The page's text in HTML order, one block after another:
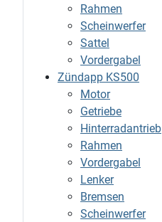
Rahmen
Scheinwerfer
Sattel
Vordergabel
Zündapp KS500
Motor
Getriebe
Hinterradantrieb
Rahmen
Vordergabel
Lenker
Bremsen
Scheinwerfer